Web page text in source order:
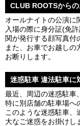
CLUB ROOTSから
オールナイトの公演に
入場の際に身分証(免
関が発行する顔写真付
また、お車でお越しの
お断りします。
迷惑駐車 違法駐車に
最近、周辺の迷惑駐車
特に別店舗の駐車場へ
このような迷惑駐車、
大なご迷惑をお掛けし